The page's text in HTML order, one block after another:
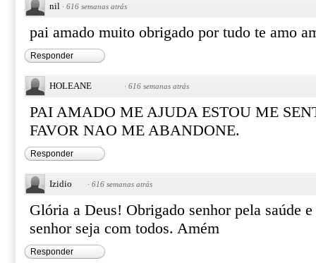
nil · 616 semanas atrás
pai amado muito obrigado por tudo te amo
Responder
HOLEANE · 616 semanas atrás
PAI AMADO ME AJUDA ESTOU ME
FAVOR NAO ME ABANDONE.
Responder
Izidio · 616 semanas atrás
Glória a Deus! Obrigado senhor pela saúde
senhor seja com todos. Amém
Responder